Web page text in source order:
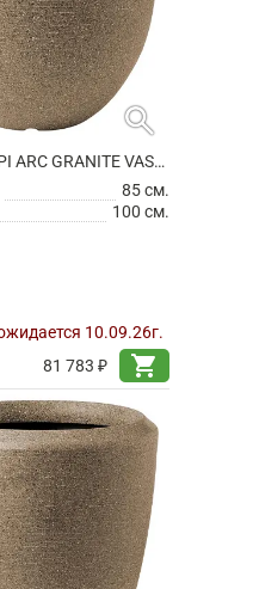
search
КАШПО CAPI ARC GRANITE VASE ELEGANT DELUXE WARM TAUPE
85 см.
100 см.
10.09.26г.
81 783 ₽
shopping_cart